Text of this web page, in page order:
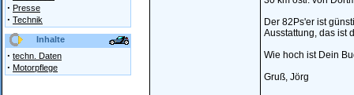
· Presse
· Technik
Inhalte
· techn. Daten
· Motorpflege
Der 82Ps'er ist
Ausstattung, das ist
Wie hoch ist Dein
Gruß, Jörg